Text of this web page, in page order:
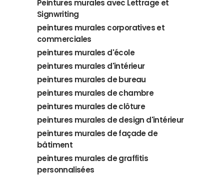
Peintures murales avec Lettrage et
Signwriting
peintures murales corporatives et
commerciales
peintures murales d'école
peintures murales d'intérieur
peintures murales de bureau
peintures murales de chambre
peintures murales de clôture
peintures murales de design d'intérieur
peintures murales de façade de
bâtiment
peintures murales de graffitis
personnalisées